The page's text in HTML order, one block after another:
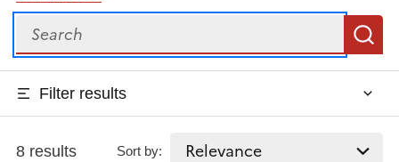
Search
Filter results
8 results Sort by: